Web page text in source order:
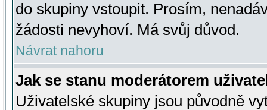
do skupiny vstoupit. Prosím,
žádosti nevyhoví. Má svůj důvod.
Návrat nahoru
Jak se stanu moderátorem
Uživatelské skupiny jsou původně